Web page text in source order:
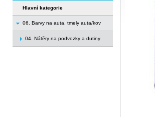
Hlavní kategorie
06. Barvy na auta, tmely auta/kov
04. Nátěry na podvozky a dutiny